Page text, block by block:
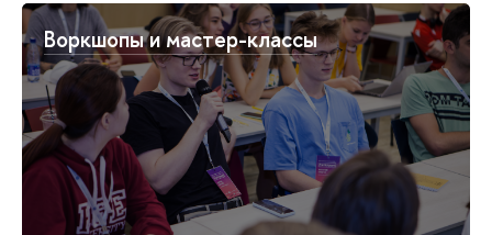
Воркшопы и мастер-классы